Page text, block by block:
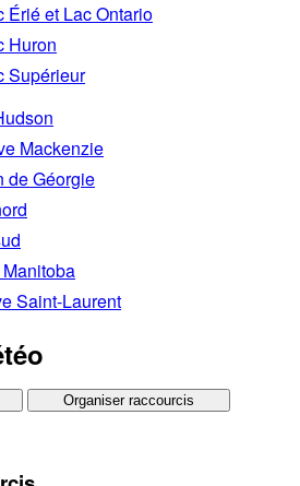
Érié et Lac Ontario
Huron
Supérieur
Mackenzie
de Géorgie
Saint-Laurent
Organiser raccourcis